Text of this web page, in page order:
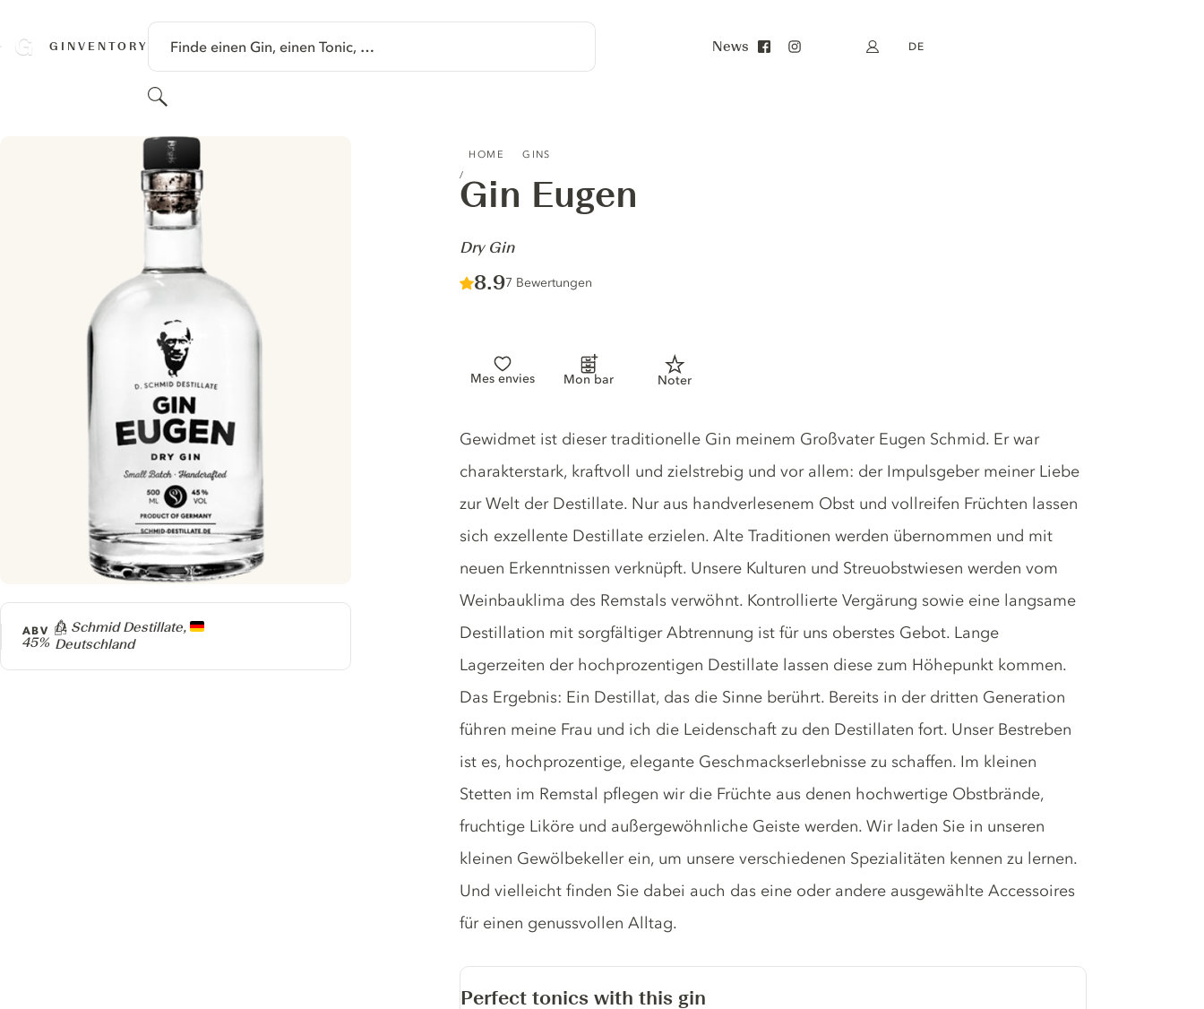
GINVENTORY Finde einen Gin, einen Tonic, …
Suchen
News Mein Konto
DE
HOME GINS
Gin Eugen
-
Dry Gin
Score :
8.9/ 10
7 Bewertungen
Mes envies Mon bar Noter
Producer
D. Schmid Destillate,
Deutschland
ABV
45%
Gin description
Gewidmet ist dieser traditionelle Gin meinem Großvater Eugen Schmid. Er war
charakterstark, kraftvoll und zielstrebig und vor allem: der Impulsgeber meiner Liebe
zur Welt der Destillate. Nur aus handverlesenem Obst und vollreifen Früchten lassen
sich exzellente Destillate erzielen. Alte Traditionen werden übernommen und mit
neuen Erkenntnissen verknüpft. Unsere Kulturen und Streuobstwiesen werden vom
Weinbauklima des Remstals verwöhnt. Kontrollierte Vergärung sowie eine langsame
Destillation mit sorgfältiger Abtrennung ist für uns oberstes Gebot. Lange
Lagerzeiten der hochprozentigen Destillate lassen diese zum Höhepunkt kommen.
Das Ergebnis: Ein Destillat, das die Sinne berührt. Bereits in der dritten Generation
führen meine Frau und ich die Leidenschaft zu den Destillaten fort. Unser Bestreben
ist es, hochprozentige, elegante Geschmackserlebnisse zu schaffen. Im kleinen
Stetten im Remstal pflegen wir die Früchte aus denen hochwertige Obstbrände,
fruchtige Liköre und außergewöhnliche Geiste werden. Wir laden Sie in unseren
kleinen Gewölbekeller ein, um unsere verschiedenen Spezialitäten kennen zu lernen.
Und vielleicht finden Sie dabei auch das eine oder andere ausgewählte Accessoires
für einen genussvollen Alltag.
Perfect tonics with this gin